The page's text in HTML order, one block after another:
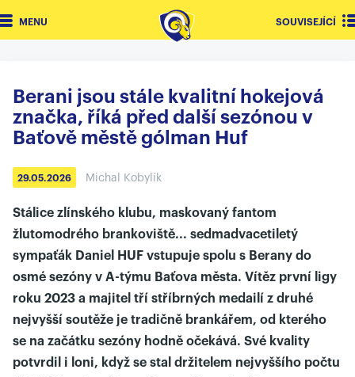
MENU SOUVISEJÍCÍ
Berani jsou stále kvalitní hokejová
značka, říká před další sezónou v
Baťově městě gólman Huf
29.05.2026 Michal Kobylík
Stálice zlínského klubu, maskovaný fantom
žlutomodrého brankoviště... sedmadvacetiletý
sympaťák Daniel HUF vstupuje spolu s Berany do
osmé sezóny v A-týmu Baťova města. Vítěz první ligy
roku 2023 a majitel tří stříbrných medailí z druhé
nejvyšší soutěže je tradičně brankářem, od kterého
se na začátku sezóny hodně očekává. Své kvality
potvrdil i loni, když se stal držitelem nejvyššího počtu